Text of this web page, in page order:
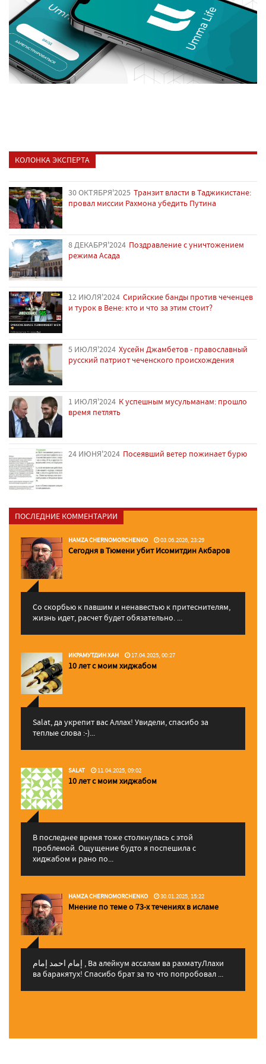
КОЛОНКА ЭКСПЕРТА
30 ОКТЯБРЯ'2025 Транзит власти в Таджикистане:
провал миссии Рахмона убедить Путина
8 ДЕКАБРЯ'2024 Поздравление с уничтожением
режима Асада
12 ИЮЛЯ'2024 Сирийские банды против чеченцев
и турок в Вене: кто и что за этим стоит?
5 ИЮЛЯ'2024 Хусейн Джамбетов - православный
русский патриот чеченского происхождения
1 ИЮЛЯ'2024 К успешным мусульманам: прошло
время петлять
24 ИЮНЯ'2024 Посеявший ветер пожинает бурю
ПОСЛЕДНИЕ КОММЕНТАРИИ
HAMZA CHERNOMORCHENKO 03.06.2026, 23:29
Сегодня в Тюмени убит Исомитдин Акбаров
Со скорбью к павшим и ненавестью к притеснителям,
жизнь идет, расчет будет обязательно. ...
ИКРАМУТДИН ХАН 17.04.2025, 00:27
10 лет с моим хиджабом
Salat, да укрепит вас Аллаx! Увидели, спасибо за
теплые слова :-)...
SALAT 11.04.2025, 09:02
10 лет с моим хиджабом
В последнее время тоже столкнулась с этой
проблемой. Ощущение будто я поспешила с
хиджабом и рано по...
HAMZA CHERNOMORCHENKO 30.01.2025, 15:22
Мнение по теме о 73-х течениях в исламе
إمام احمد إمام , Ва алейкум ассалам ва рахматуЛлахи
ва баракятух! Спасибо брат за то что попробовал ...